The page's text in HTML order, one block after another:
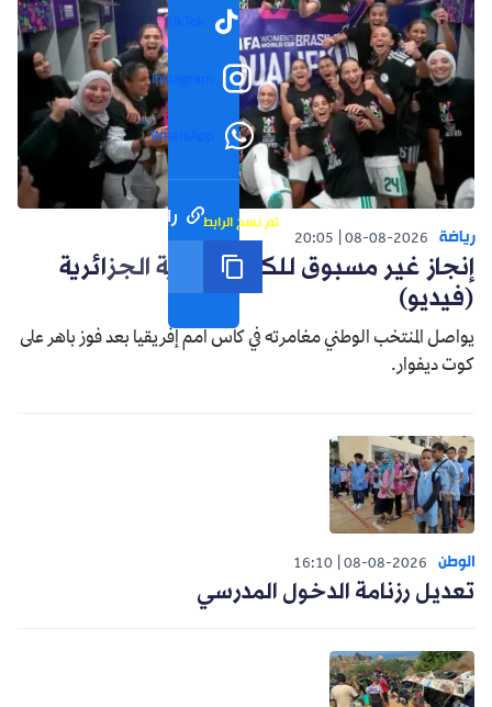
TikTok
Instagram
WhatsApp
رابط مختصر تم نسخ الرابط
رياضة 08-08-2026
20:05
إنجاز غير مسبوق للكرة النسوية الجزائرية
(فيديو)
يواصل المنتخب الوطني مغامرته في كأس أمم إفريقيا بعد فوز باهر على
كوت ديفوار.
الوطن 08-08-2026
16:10
تعديل رزنامة الدخول المدرسي